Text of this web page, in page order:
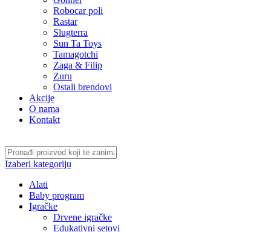
Robocar poli
Rastar
Slugterra
Sun Ta Toys
Tamagotchi
Zaga & Filip
Zuru
Ostali brendovi
Akcije
O nama
Kontakt
Izaberi kategoriju
Alati
Baby program
Igračke
Drvene igračke
Edukativni setovi